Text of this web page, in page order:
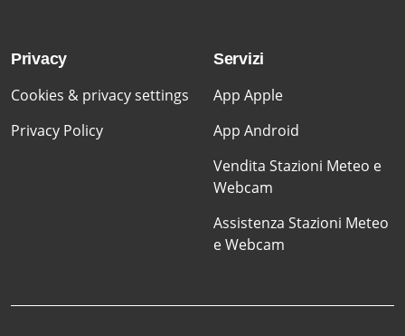
Privacy
Cookies & privacy settings
Privacy Policy
Servizi
App Apple
App Android
Vendita Stazioni Meteo e
Webcam
Assistenza Stazioni Meteo
e Webcam